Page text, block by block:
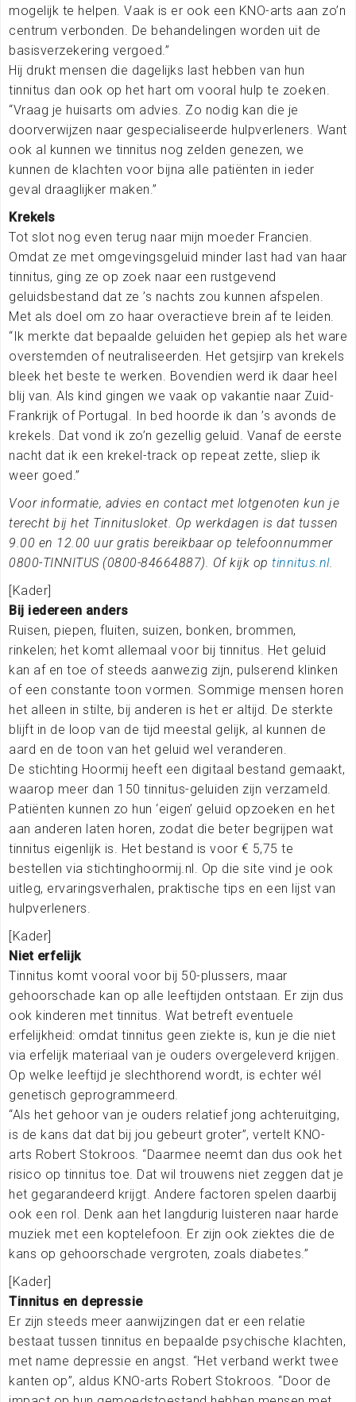
mogelijk te helpen. Vaak is er ook een KNO-arts aan zo’n
centrum verbonden. De behandelingen worden uit de
basisverzekering vergoed.”
Hij drukt mensen die dagelijks last hebben van hun
tinnitus dan ook op het hart om vooral hulp te zoeken.
“Vraag je huisarts om advies. Zo nodig kan die je
doorverwijzen naar gespecialiseerde hulpverleners. Want
ook al kunnen we tinnitus nog zelden genezen, we
kunnen de klachten voor bijna alle patiënten in ieder
geval draaglijker maken.”
Krekels
Tot slot nog even terug naar mijn moeder Francien.
Omdat ze met omgevingsgeluid minder last had van haar
tinnitus, ging ze op zoek naar een rustgevend
geluidsbestand dat ze ’s nachts zou kunnen afspelen.
Met als doel om zo haar overactieve brein af te leiden.
“Ik merkte dat bepaalde geluiden het gepiep als het ware
overstemden of neutraliseerden. Het getsjirp van krekels
bleek het beste te werken. Bovendien werd ik daar heel
blij van. Als kind gingen we vaak op vakantie naar Zuid-
Frankrijk of Portugal. In bed hoorde ik dan ’s avonds de
krekels. Dat vond ik zo’n gezellig geluid. Vanaf de eerste
nacht dat ik een krekel-track op repeat zette, sliep ik
weer goed.”
Voor informatie, advies en contact met lotgenoten kun je
terecht bij het Tinnitusloket. Op werkdagen is dat tussen
9.00 en 12.00 uur gratis bereikbaar op telefoonnummer
0800-TINNITUS (0800-84664887). Of kijk op tinnitus.nl.
[Kader]
Bij iedereen anders
Ruisen, piepen, fluiten, suizen, bonken, brommen,
rinkelen; het komt allemaal voor bij tinnitus. Het geluid
kan af en toe of steeds aanwezig zijn, pulserend klinken
of een constante toon vormen. Sommige mensen horen
het alleen in stilte, bij anderen is het er altijd. De sterkte
blijft in de loop van de tijd meestal gelijk, al kunnen de
aard en de toon van het geluid wel veranderen.
De stichting Hoormij heeft een digitaal bestand gemaakt,
waarop meer dan 150 tinnitus-geluiden zijn verzameld.
Patiënten kunnen zo hun ‘eigen’ geluid opzoeken en het
aan anderen laten horen, zodat die beter begrijpen wat
tinnitus eigenlijk is. Het bestand is voor € 5,75 te
bestellen via stichtinghoormij.nl. Op die site vind je ook
uitleg, ervaringsverhalen, praktische tips en een lijst van
hulpverleners.
[Kader]
Niet erfelijk
Tinnitus komt vooral voor bij 50-plussers, maar
gehoorschade kan op alle leeftijden ontstaan. Er zijn dus
ook kinderen met tinnitus. Wat betreft eventuele
erfelijkheid: omdat tinnitus geen ziekte is, kun je die niet
via erfelijk materiaal van je ouders overgeleverd krijgen.
Op welke leeftijd je slechthorend wordt, is echter wél
genetisch geprogrammeerd.
“Als het gehoor van je ouders relatief jong achteruitging,
is de kans dat dat bij jou gebeurt groter”, vertelt KNO-
arts Robert Stokroos. “Daarmee neemt dan dus ook het
risico op tinnitus toe. Dat wil trouwens niet zeggen dat je
het gegarandeerd krijgt. Andere factoren spelen daarbij
ook een rol. Denk aan het langdurig luisteren naar harde
muziek met een koptelefoon. Er zijn ook ziektes die de
kans op gehoorschade vergroten, zoals diabetes.”
[Kader]
Tinnitus en depressie
Er zijn steeds meer aanwijzingen dat er een relatie
bestaat tussen tinnitus en bepaalde psychische klachten,
met name depressie en angst. “Het verband werkt twee
kanten op”, aldus KNO-arts Robert Stokroos. “Door de